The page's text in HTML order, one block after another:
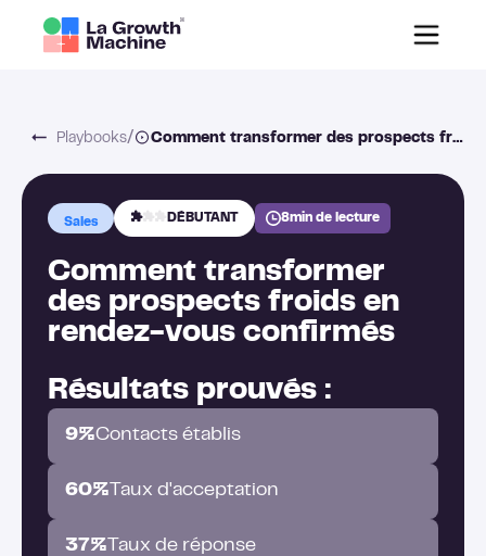
Playbooks/ Comment transformer des prospects froids en rendez-vous confirmés
Sales DÉBUTANT 8 min de lecture
Comment transformer
des prospects froids en
rendez-vous confirmés
Résultats prouvés :
9%Contacts établis
60% Taux d'acceptation
37% Taux de réponse